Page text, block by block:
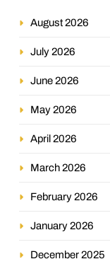
August 2026
July 2026
June 2026
May 2026
April 2026
March 2026
February 2026
January 2026
December 2025